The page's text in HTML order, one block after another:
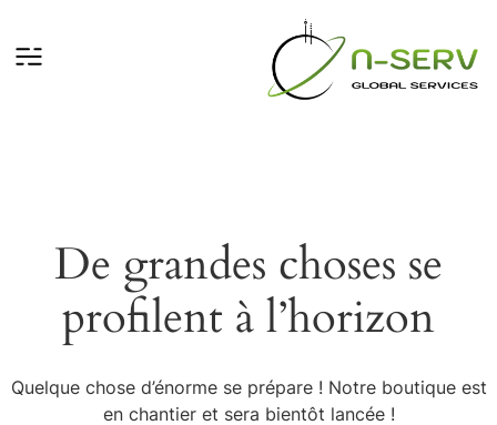
De grandes choses se
profilent à l’horizon
Quelque chose d’énorme se prépare ! Notre boutique est
en chantier et sera bientôt lancée !